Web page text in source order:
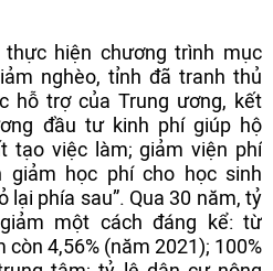
hiện chương trình mục
nghèo, tỉnh đã tranh thủ
hỗ trợ của Trung ương, kết
đầu tư kinh phí giúp hộ
tạo việc làm; giảm viện phí
giảm học phí cho học sinh
lại phía sau”. Qua 30 năm, tỷ
một cách đáng kể: từ
4,56% (năm 2021); 100%